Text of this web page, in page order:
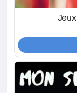
I miei prodotti
Discover